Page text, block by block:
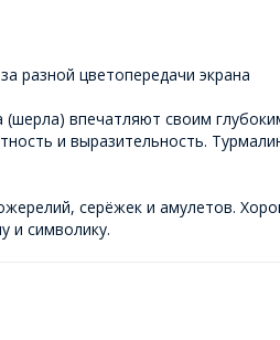
разной цветопередачи экрана
(шерла) впечатляют своим
и выразительность.
серёжек и амулетов.
и символику.